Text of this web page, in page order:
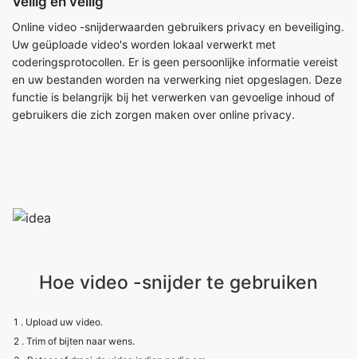
en uw bestanden worden na verwerking niet opgeslagen. Deze
functie is belangrijk bij het verwerken van gevoelige inhoud of
gebruikers die zich zorgen maken over online privacy.
Hoe video -snijder te gebruiken
3 . Roteer of draai de video indien nodig om.
5 . Stel CRF- en coderingsniveaus in voor optimale resultaten.
6 . Bewaar en download uw bewerkte video rechtstreeks op uw apparaat.